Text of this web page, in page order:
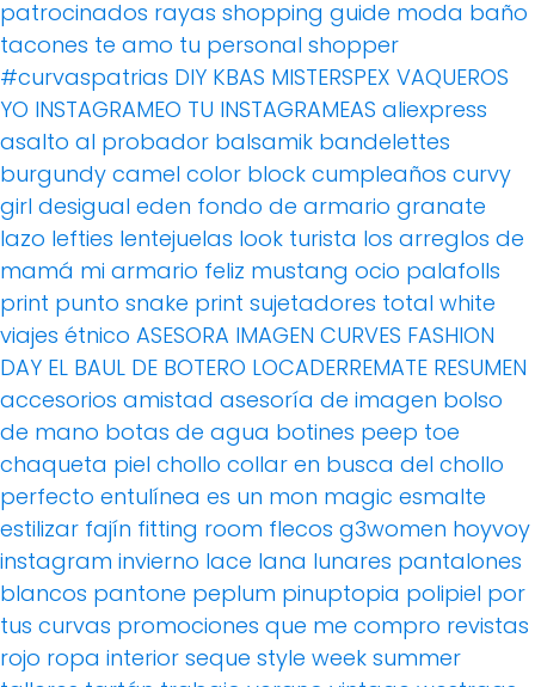
patrocinados rayas shopping guide moda baño
tacones te amo tu personal shopper
#curvaspatrias DIY KBAS MISTERSPEX VAQUEROS
YO INSTAGRAMEO TU INSTAGRAMEAS aliexpress
asalto al probador balsamik bandelettes
burgundy camel color block cumpleaños curvy
girl desigual eden fondo de armario granate
lazo lefties lentejuelas look turista los arreglos de
mamá mi armario feliz mustang ocio palafolls
print punto snake print sujetadores total white
viajes étnico ASESORA IMAGEN CURVES FASHION
DAY EL BAUL DE BOTERO LOCADERREMATE RESUMEN
accesorios amistad asesoría de imagen bolso
de mano botas de agua botines peep toe
chaqueta piel chollo collar en busca del chollo
perfecto entulínea es un mon magic esmalte
estilizar fajín fitting room flecos g3women hoyvoy
instagram invierno lace lana lunares pantalones
blancos pantone peplum pinuptopia polipiel por
tus curvas promociones que me compro revistas
rojo ropa interior seque style week summer